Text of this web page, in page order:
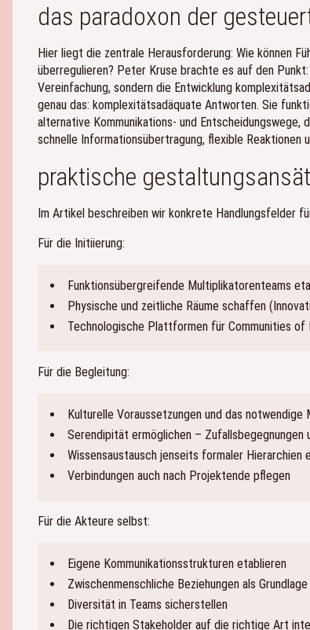
das paradoxon der
Hier liegt die zentrale Herausforderung: Wie können
überregulieren? Peter Kruse brachte es auf den
Vereinfachung, sondern die Entwicklung
genau das: komplexitätsadäquate Antworten. Sie
alternative Kommunikations- und Entscheidungswege,
schnelle Informationsübertragung, flexible Reaktionen
praktische
Im Artikel beschreiben wir konkrete Handlungsfelder
Für die Initiierung:
Funktionsübergreifende Multiplikatorenteams
Physische und zeitliche Räume schaffen
Technologische Plattformen für Communities
Für die Begleitung:
Kulturelle Voraussetzungen und das
Serendipität ermöglichen – Zufallsbegegnungen
Wissensaustausch jenseits formaler Hierarchien
Verbindungen auch nach Projektende pflegen
Für die Akteure selbst:
Eigene Kommunikationsstrukturen etablieren
Zwischenmenschliche Beziehungen als
Diversität in Teams sicherstellen
Die richtigen Stakeholder auf die richtige Art